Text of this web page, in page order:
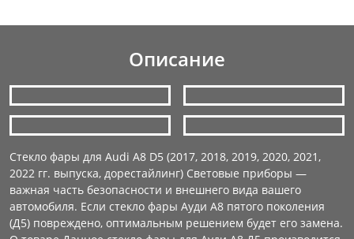
Описание
Стекло фары для Audi A8 D5 (2017, 2018, 2019, 2020, 2021,
2022 гг. выпуска, дорестайлинг) Световые приборы —
важная часть безопасности и внешнего вида вашего
автомобиля. Если стекло фары Ауди А8 пятого поколения
(Д5) повреждено, оптимальным решением будет его замена.